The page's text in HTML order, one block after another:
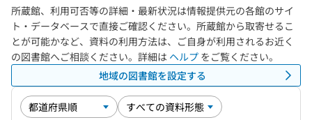
所蔵館、利用可否等の詳細・最新状況は情報提供元の各館のサイ
ト・データベースで直接ご確認ください。所蔵館から取寄せるこ
とが可能かなど、資料の利用方法は、ご自身が利用されるお近く
の図書館へご相談ください。詳細は ヘルプ をご覧ください。
地域の図書館を設定する